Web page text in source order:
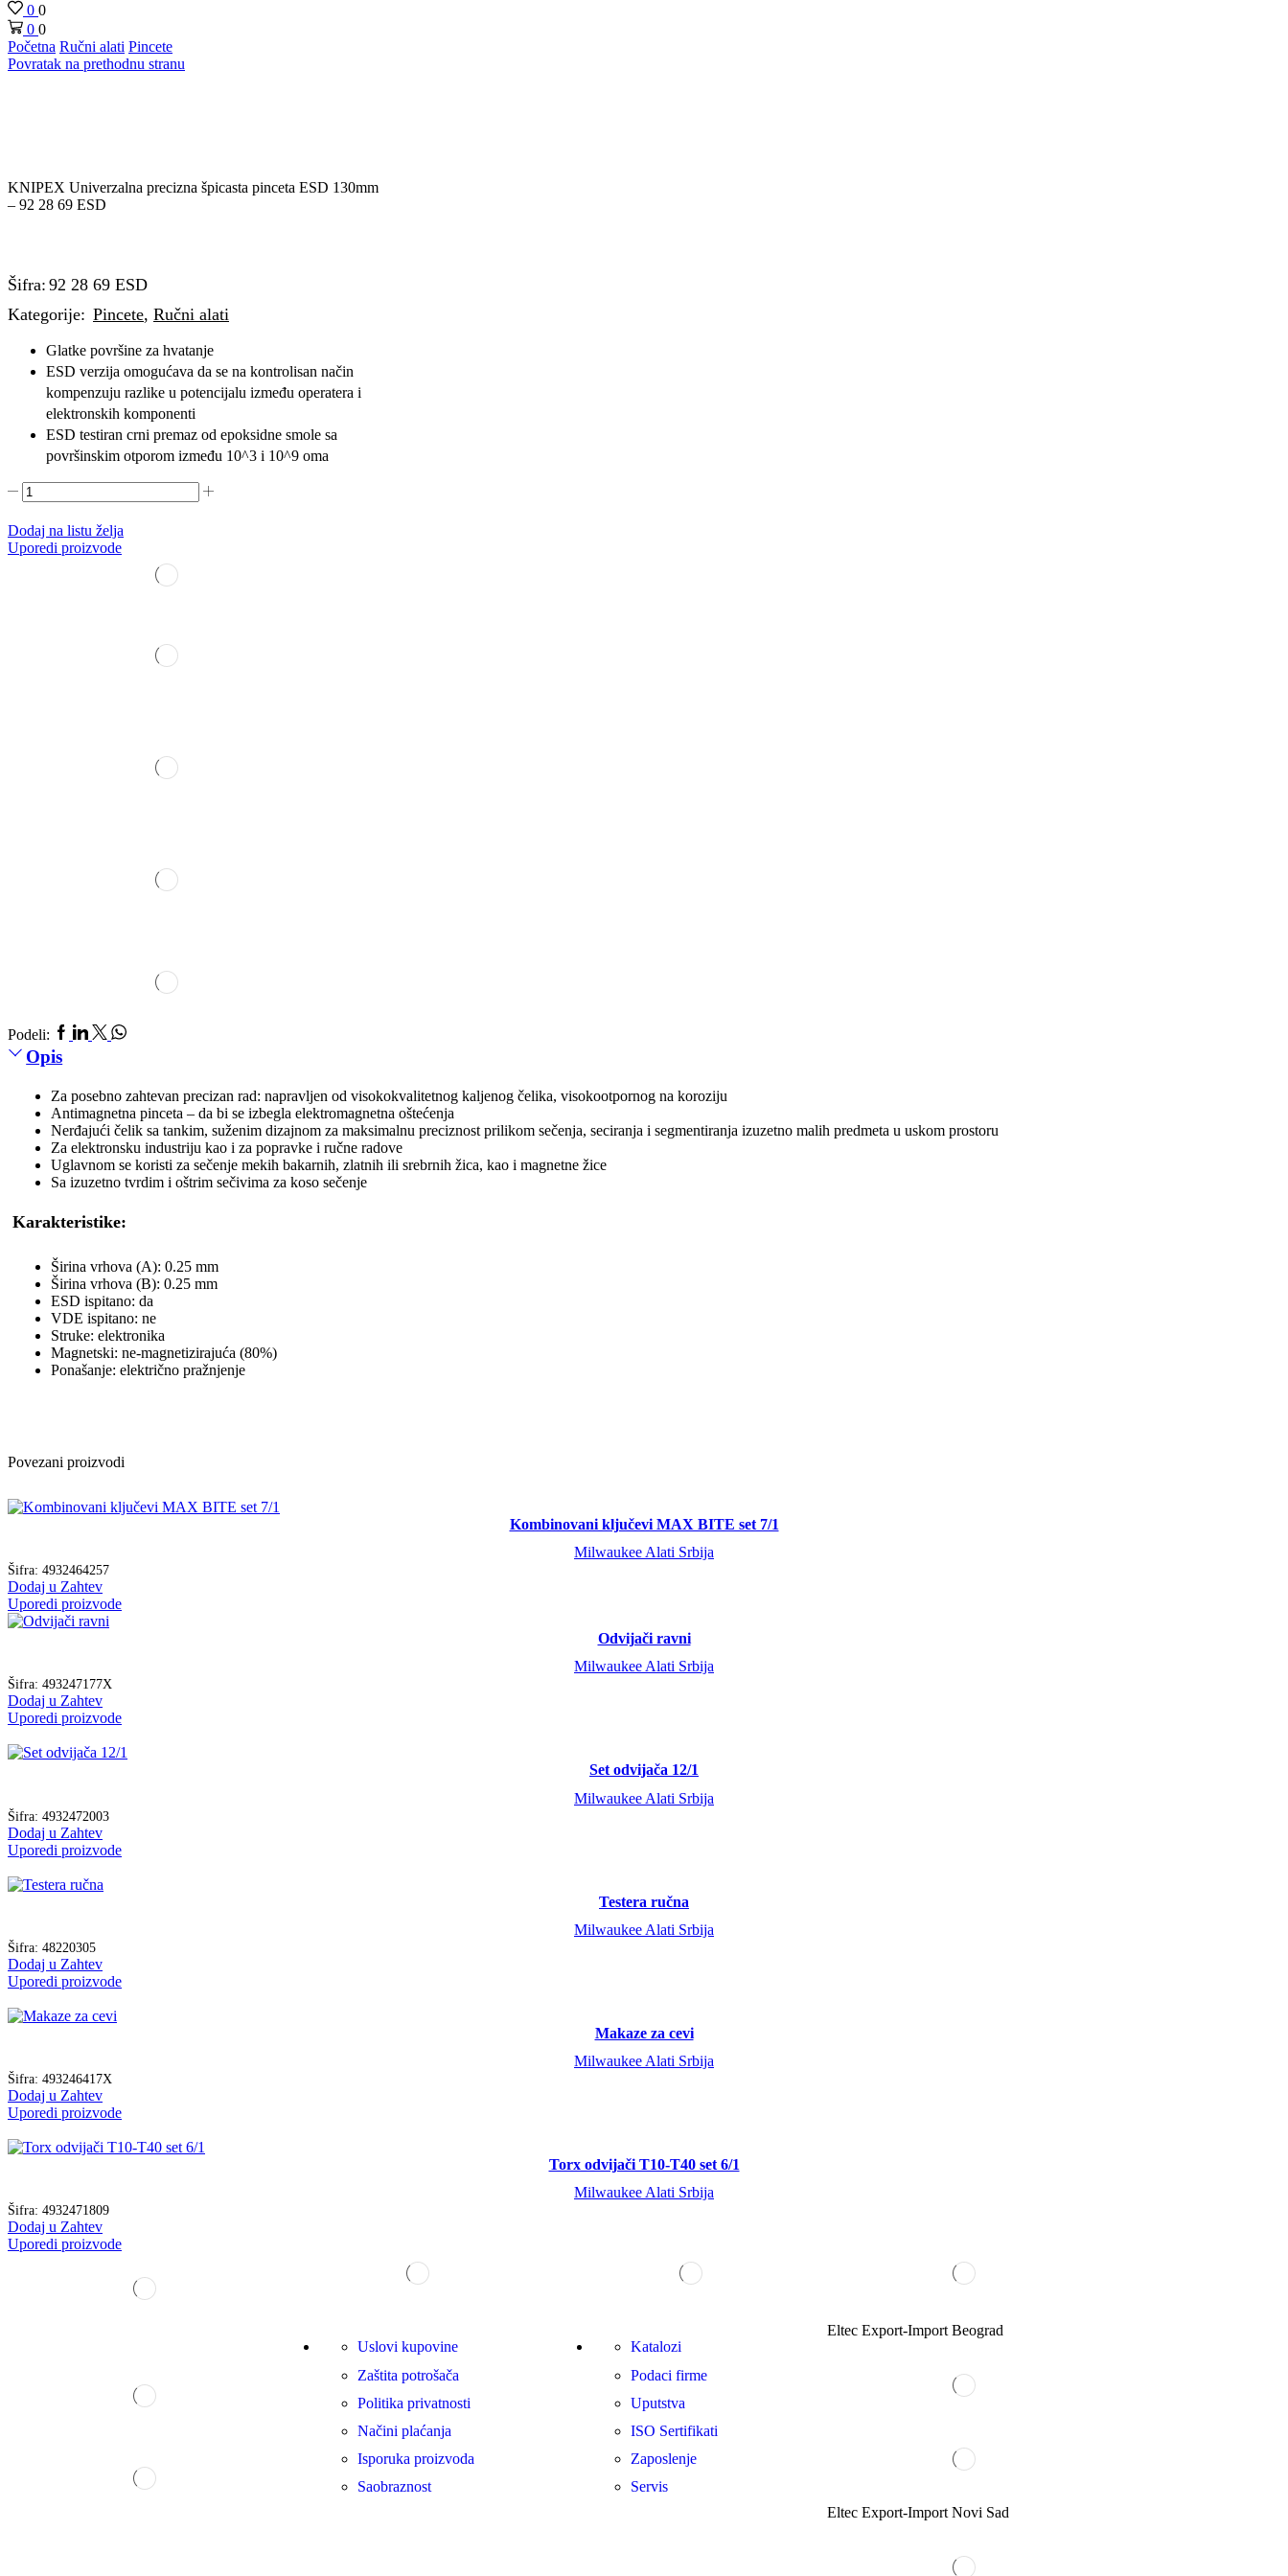
0 0
0 0
Početna Ručni alati Pincete
Povratak na prethodnu stranu
KNIPEX Univerzalna precizna špicasta pinceta ESD 130mm
– 92 28 69 ESD
Šifra: 92 28 69 ESD
Kategorije: Pincete, Ručni alati
Glatke površine za hvatanje
ESD verzija omogućava da se na kontrolisan način
kompenzuju razlike u potencijalu između operatera i
elektronskih komponenti
ESD testiran crni premaz od epoksidne smole sa
površinskim otporom između 10^3 i 10^9 oma
Dodaj na listu želja
Uporedi proizvode
Podeli:
Opis
Za posebno zahtevan precizan rad: napravljen od visokokvalitetnog kaljenog čelika, visokootpornog na koroziju
Antimagnetna pinceta – da bi se izbegla elektromagnetna oštećenja
Nerđajući čelik sa tankim, suženim dizajnom za maksimalnu preciznost prilikom sečenja, seciranja i segmentiranja izuzetno malih predmeta u uskom prostoru
Za elektronsku industriju kao i za popravke i ručne radove
Uglavnom se koristi za sečenje mekih bakarnih, zlatnih ili srebrnih žica, kao i magnetne žice
Sa izuzetno tvrdim i oštrim sečivima za koso sečenje
Karakteristike:
Širina vrhova (A): 0.25 mm
Širina vrhova (B): 0.25 mm
ESD ispitano: da
VDE ispitano: ne
Struke: elektronika
Magnetski: ne-magnetizirajuća (80%)
Ponašanje: električno pražnjenje
Povezani proizvodi
Kombinovani ključevi MAX BITE set 7/1
Milwaukee Alati Srbija
Šifra: 4932464257
Dodaj u Zahtev
Uporedi proizvode
Odvijači ravni
Milwaukee Alati Srbija
Šifra: 493247177X
Dodaj u Zahtev
Uporedi proizvode
Set odvijača 12/1
Milwaukee Alati Srbija
Šifra: 4932472003
Dodaj u Zahtev
Uporedi proizvode
Testera ručna
Milwaukee Alati Srbija
Šifra: 48220305
Dodaj u Zahtev
Uporedi proizvode
Makaze za cevi
Milwaukee Alati Srbija
Šifra: 493246417X
Dodaj u Zahtev
Uporedi proizvode
Torx odvijači T10-T40 set 6/1
Milwaukee Alati Srbija
Šifra: 4932471809
Dodaj u Zahtev
Uporedi proizvode
Uslovi kupovine
Zaštita potrošača
Politika privatnosti
Načini plaćanja
Isporuka proizvoda
Saobraznost
Katalozi
Podaci firme
Uputstva
ISO Sertifikati
Zaposlenje
Servis
Eltec Export-Import Beograd
Eltec Export-Import Novi Sad